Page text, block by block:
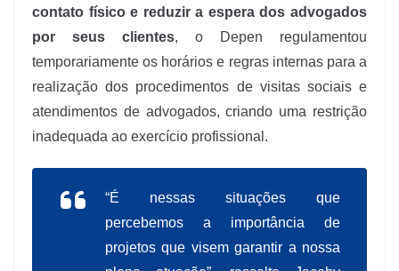
contato físico e reduzir a espera dos advogados
por seus clientes, o Depen regulamentou
temporariamente os horários e regras internas para a
realização dos procedimentos de visitas sociais e
atendimentos de advogados, criando uma restrição
inadequada ao exercício profissional.
“É nessas situações que
percebemos a importância de
projetos que visem garantir a nossa